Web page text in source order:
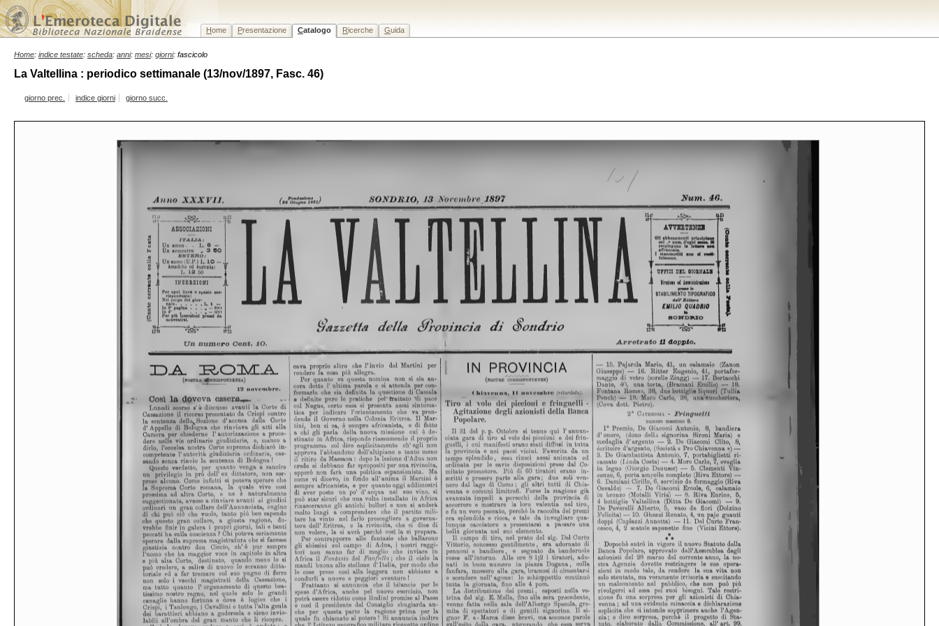
Home Presentazione Catalogo Ricerche Guida
Home: indice testate: scheda: anni: mesi: giorni: fascicolo
La Valtellina : periodico settimanale (13/nov/1897, Fasc. 46)
giorno prec. indice giorni giorno succ.